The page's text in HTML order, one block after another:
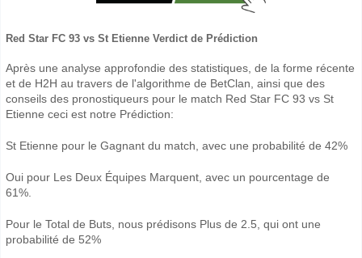
Red Star FC 93 vs St Etienne Verdict de Prédiction
Après une analyse approfondie des statistiques, de la forme récente
et de H2H au travers de l'algorithme de BetClan, ainsi que des
conseils des pronostiqueurs pour le match Red Star FC 93 vs St
Etienne ceci est notre Prédiction:
St Etienne pour le Gagnant du match, avec une probabilité de 42%
Oui pour Les Deux Équipes Marquent, avec un pourcentage de
61%.
Pour le Total de Buts, nous prédisons Plus de 2.5, qui ont une
probabilité de 52%